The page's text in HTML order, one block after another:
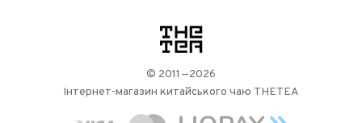
логотип
© 2011—2026
Інтернет-магазин китайського чаю THETEA